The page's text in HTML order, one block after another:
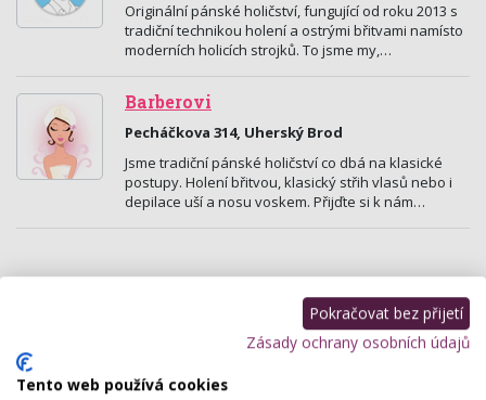
Originální pánské holičství, fungující od roku 2013 s
tradiční technikou holení a ostrými břitvami namísto
moderních holicích strojků. To jsme my,…
Barberovi
Pecháčkova 314, Uherský Brod
Jsme tradiční pánské holičství co dbá na klasické
postupy. Holení břitvou, klasický střih vlasů nebo i
depilace uší a nosu voskem. Přijďte si k nám…
Pokračovat bez přijetí
Zásady ochrany osobních údajů
Tento web používá cookies